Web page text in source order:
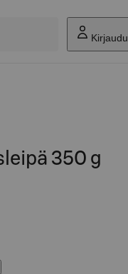
Kirjaudu
350 g